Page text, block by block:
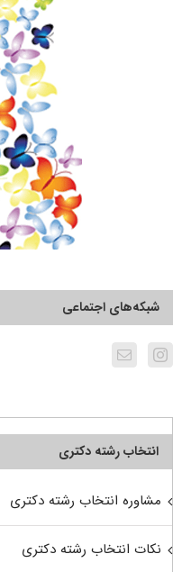
شبکه‌های اجتماعی
انتخاب رشته دکتری
مشاوره انتخاب رشته دکتری
نکات انتخاب رشته دکتری